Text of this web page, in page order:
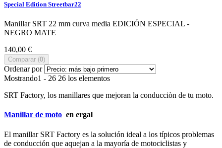
Special Edition Streetbar22
Manillar SRT 22 mm curva media EDICIÓN ESPECIAL -
NEGRO MATE
140,00 €
Comparar (0)
Ordenar por
Mostrando1 - 26 26 los elementos
SRT Factory, los manillares que mejoran la conducciòn de tu moto.
Manillar de moto en ergal
El manillar SRT Factory es la solución ideal a los típicos problemas
de conducción que aquejan a la mayoría de motociclistas y